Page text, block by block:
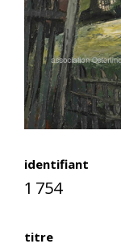
identifiant
1 754
titre